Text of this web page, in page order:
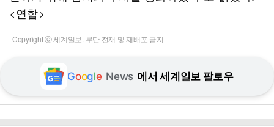
<연합>
Copyright ⓒ 세계일보. 무단 전재 및 재배포 금지
Google News 에서 세계일보 팔로우